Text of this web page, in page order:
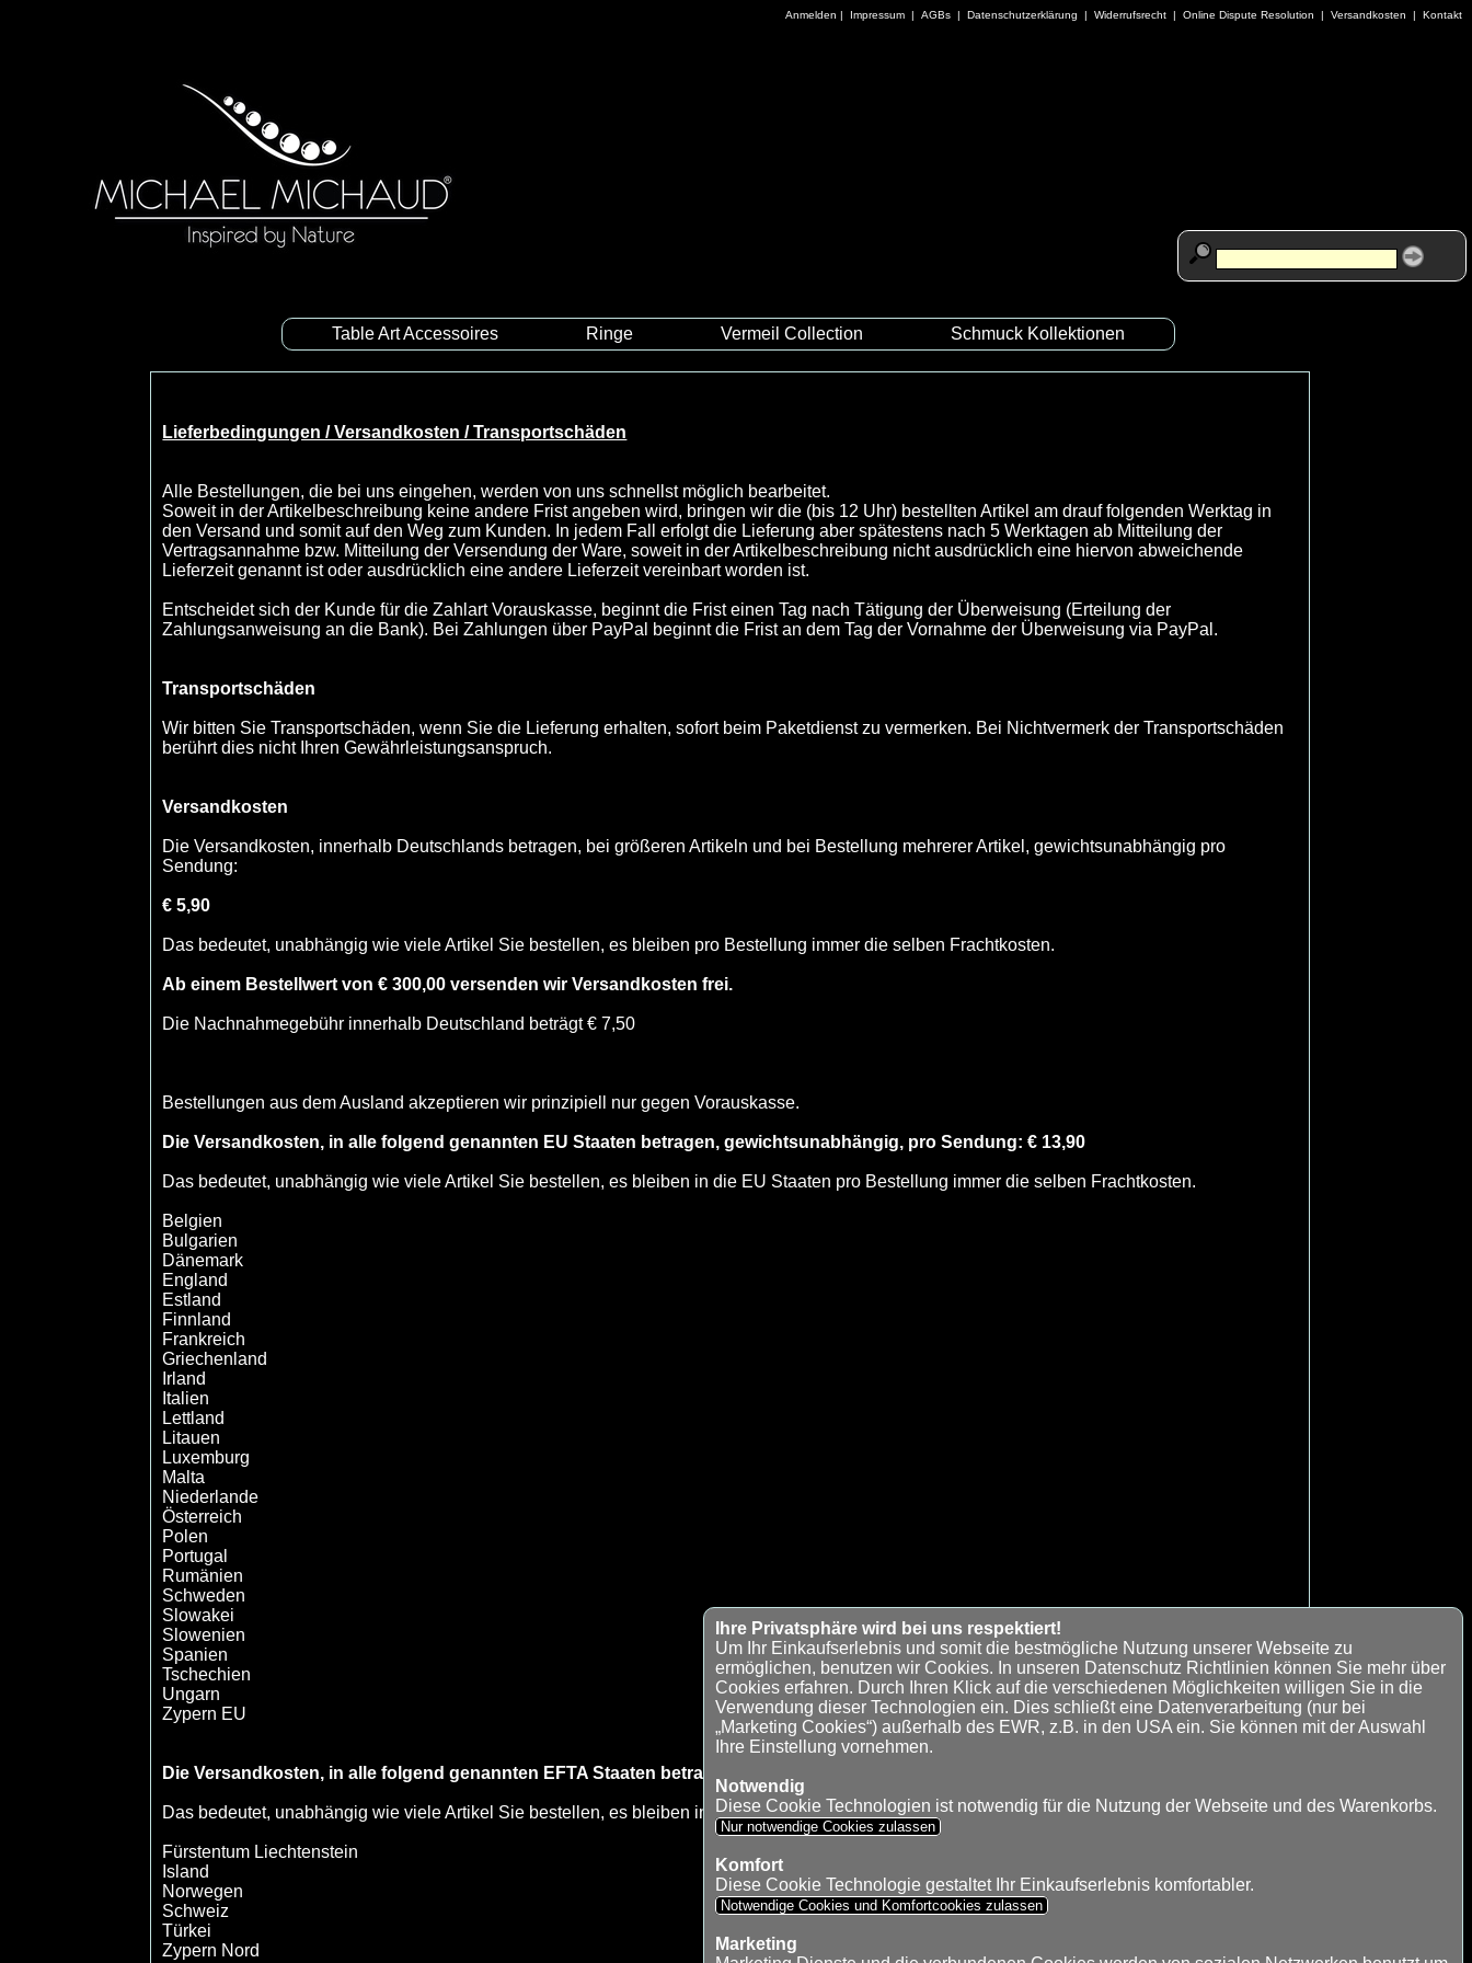
Ihre Privatsphäre wird bei uns respektiert!
Um Ihr Einkaufserlebnis und somit die bestmögliche Nutzung unserer Webseite zu
ermöglichen, benutzen wir Cookies. In unseren Datenschutz Richtlinien können Sie mehr über
Cookies erfahren. Durch Ihren Klick auf die verschiedenen Möglichkeiten willigen Sie in die
Verwendung dieser Technologien ein. Dies schließt eine Datenverarbeitung (nur bei
„Marketing Cookies“) außerhalb des EWR, z.B. in den USA ein. Sie können mit der Auswahl
Ihre Einstellung vornehmen.
Notwendig
Diese Cookie Technologien ist notwendig für die Nutzung der Webseite und des Warenkorbs.
Nur notwendige Cookies zulassen
Komfort
Diese Cookie Technologie gestaltet Ihr Einkaufserlebnis komfortabler.
Notwendige Cookies und Komfortcookies zulassen
Marketing
Anmelden | Impressum | AGBs | Datenschutzerklärung | Widerrufsrecht | Online Dispute Resolution | Versandkosten | Kontakt
Table Art Accessoires Ringe Vermeil Collection Schmuck Kollektionen
Lieferbedingungen / Versandkosten / Transportschäden
Alle Bestellungen, die bei uns eingehen, werden von uns schnellst möglich bearbeitet.
Soweit in der Artikelbeschreibung keine andere Frist angeben wird, bringen wir die (bis 12 Uhr) bestellten Artikel am drauf folgenden Werktag in
den Versand und somit auf den Weg zum Kunden. In jedem Fall erfolgt die Lieferung aber spätestens nach 5 Werktagen ab Mitteilung der
Vertragsannahme bzw. Mitteilung der Versendung der Ware, soweit in der Artikelbeschreibung nicht ausdrücklich eine hiervon abweichende
Lieferzeit genannt ist oder ausdrücklich eine andere Lieferzeit vereinbart worden ist.
Entscheidet sich der Kunde für die Zahlart Vorauskasse, beginnt die Frist einen Tag nach Tätigung der Überweisung (Erteilung der
Zahlungsanweisung an die Bank). Bei Zahlungen über PayPal beginnt die Frist an dem Tag der Vornahme der Überweisung via PayPal.
Transportschäden
Wir bitten Sie Transportschäden, wenn Sie die Lieferung erhalten, sofort beim Paketdienst zu vermerken. Bei Nichtvermerk der Transportschäden
berührt dies nicht Ihren Gewährleistungsanspruch.
Versandkosten
Die Versandkosten, innerhalb Deutschlands betragen, bei größeren Artikeln und bei Bestellung mehrerer Artikel, gewichtsunabhängig pro
Sendung:
€ 5,90
Das bedeutet, unabhängig wie viele Artikel Sie bestellen, es bleiben pro Bestellung immer die selben Frachtkosten.
Ab einem Bestellwert von € 300,00 versenden wir Versandkosten frei.
Die Nachnahmegebühr innerhalb Deutschland beträgt € 7,50
Bestellungen aus dem Ausland akzeptieren wir prinzipiell nur gegen Vorauskasse.
Die Versandkosten, in alle folgend genannten EU Staaten betragen, gewichtsunabhängig, pro Sendung: € 13,90
Das bedeutet, unabhängig wie viele Artikel Sie bestellen, es bleiben in die EU Staaten pro Bestellung immer die selben Frachtkosten.
Belgien
Bulgarien
Dänemark
England
Estland
Finnland
Frankreich
Griechenland
Irland
Italien
Lettland
Litauen
Luxemburg
Malta
Niederlande
Österreich
Polen
Portugal
Rumänien
Schweden
Slowakei
Slowenien
Spanien
Tschechien
Ungarn
Zypern EU
Die Versandkosten, in alle folgend genannten EFTA Staaten betragen: € 35,00 - zzgl. Zollgebühren: € 18,00
Das bedeutet, unabhängig wie viele Artikel Sie bestellen, es bleiben in die EFTA Staaten pro Bestellung immer die selben Frachtkosten.
Fürstentum Liechtenstein
Island
Norwegen
Schweiz
Türkei
Zypern Nord